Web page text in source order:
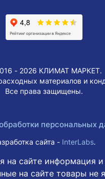
- 2026 КЛИМАТ МАРКЕТ.
материалов и
Все права защищены.
персональных
сайта - InterLabs.
на сайте информация
на сайте товары не